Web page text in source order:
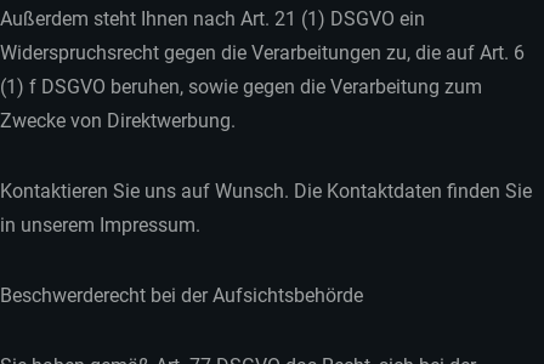
Außerdem steht Ihnen nach Art. 21 (1) DSGVO ein
Widerspruchsrecht gegen die Verarbeitungen zu, die auf Art. 6
(1) f DSGVO beruhen, sowie gegen die Verarbeitung zum
Zwecke von Direktwerbung.
Kontaktieren Sie uns auf Wunsch. Die Kontaktdaten finden Sie
in unserem Impressum.
Beschwerderecht bei der Aufsichtsbehörde